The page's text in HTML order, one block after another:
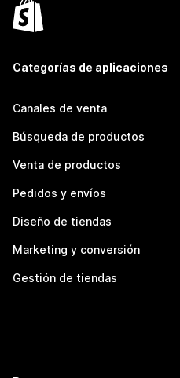
Categorías de aplicaciones
Canales de venta
Búsqueda de productos
Venta de productos
Pedidos y envíos
Diseño de tiendas
Marketing y conversión
Gestión de tiendas